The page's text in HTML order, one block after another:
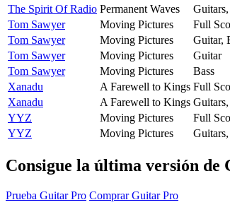
The Spirit Of Radio Permanent Waves
Tom Sawyer
Moving Pictures
Full
Tom Sawyer
Moving Pictures
Guitar,
Tom Sawyer
Moving Pictures
Guitar
Tom Sawyer
Moving Pictures
Bass
Xanadu
A Farewell to Kings Full
Xanadu
A Farewell to Kings
YYZ
Moving Pictures
Full
YYZ
Moving Pictures
Consigue la última versión de
Prueba Guitar Pro Comprar Guitar Pro